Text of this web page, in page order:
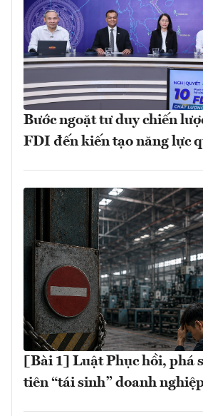
Bước ngoặt tư duy chiến
FDI đến kiến tạo năng lực
[Bài 1] Luật Phục hồi, phá
tiên “tái sinh” doanh